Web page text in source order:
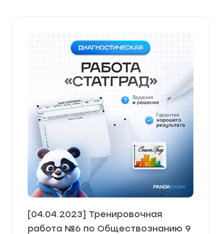
[04.04.2023] Тренировочная
работа №6 по Обществознанию 9